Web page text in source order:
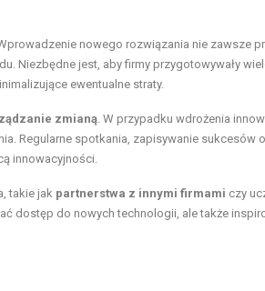
Wprowadzenie nowego rozwiązania nie zawsze
Niezbędne jest, aby firmy przygotowywały
ewentualne straty.
zmianą . W przypadku wdrożenia
Regularne spotkania, zapisywanie sukcesów
innowacyjności.
takie jak partnerstwa z innymi firmami czy
dostęp do nowych technologii, ale także